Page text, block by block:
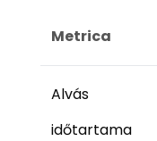
Metrica
Alvás
időtartama